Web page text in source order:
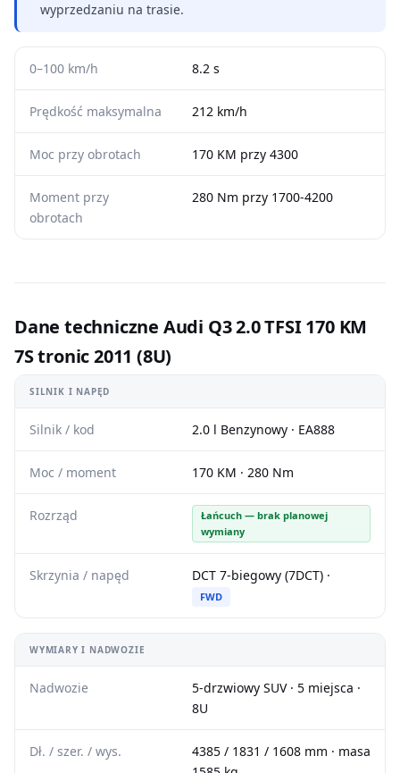
wyprzedzaniu na trasie.
0–100 km/h 8.2 s
Prędkość maksymalna 212 km/h
Moc przy obrotach 170 KM przy 4300
Moment przy
obrotach
280 Nm przy 1700-4200
Dane techniczne Audi Q3 2.0 TFSI 170 KM
7S tronic 2011 (8U)
SILNIK I NAPĘD
Silnik / kod 2.0 l Benzynowy · EA888
Moc / moment 170 KM · 280 Nm
Rozrząd
Łańcuch — brak planowej
wymiany
Skrzynia / napęd DCT 7-biegowy (7DCT) ·
FWD
WYMIARY I NADWOZIE
Nadwozie
5-drzwiowy SUV · 5 miejsca ·
8U
Dł. / szer. / wys.
4385 / 1831 / 1608 mm · masa